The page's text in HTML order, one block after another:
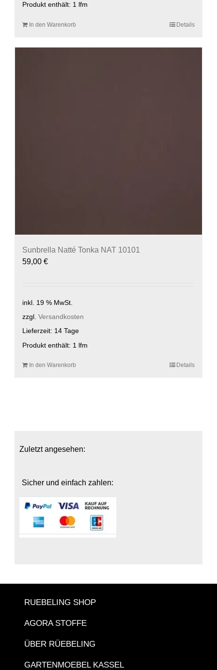
Produkt enthält: 1 lfm
In den Warenkorb Details
Sunbrella Natté Tonka NAT 10101
59,00 €
inkl. 19 % MwSt.
zzgl. Versandkosten
Lieferzeit: 14 Tage
Produkt enthält: 1 lfm
In den Warenkorb Details
Zuletzt angesehen:
Sicher und einfach zahlen:
RUEBELING SHOP
AGORA STOFFE
ÜBER RÜEBELING
GARTENMOEBEL KASSEL